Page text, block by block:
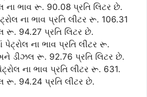
ભાવ રૂ. 90.08 પ્રતિ લિટર છે.
ના ભાવ પ્રતિ લીટર રૂ. 106.31
94.27 પ્રતિ લિટર છે.
પેટ્રોલ ના ભાવ પ્રતિ લીટર રૂ.
ડીઝલ રૂ. 92.76 પ્રતિ લિટર છે.
ના ભાવ પ્રતિ લીટર રૂ. 631.
94.24 પ્રતિ લીટર છે.